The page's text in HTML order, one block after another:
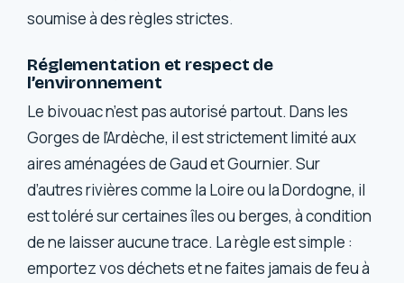
soumise à des règles strictes.
Réglementation et respect de
l’environnement
Le bivouac n’est pas autorisé partout. Dans les
Gorges de l’Ardèche, il est strictement limité aux
aires aménagées de Gaud et Gournier. Sur
d’autres rivières comme la Loire ou la Dordogne, il
est toléré sur certaines îles ou berges, à condition
de ne laisser aucune trace. La règle est simple :
emportez vos déchets et ne faites jamais de feu à